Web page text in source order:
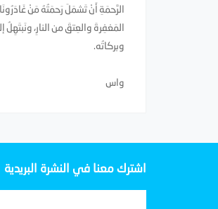
الرَّحمَةِ أَنْ تَشمَلَ رَحمَتُهُ مَنْ
المَغفِرةَ والعِتقَ من النارِ،
وبركاتُه.
واس
اشترك معنا في النشرة البريدية